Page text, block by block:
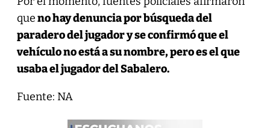
queno hay denuncia por búsqueda del
paradero del jugador y se confirmó que el
vehículo no está a su nombre, pero es el que
usaba el jugador del Sabalero.
Fuente: NA